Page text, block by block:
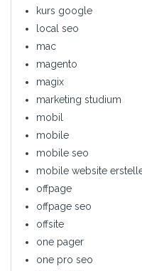
kurs google
local seo
mac
magento
magix
marketing studium
mobil
mobile
mobile seo
mobile website
offpage
offpage seo
offsite
one pager
one pro seo